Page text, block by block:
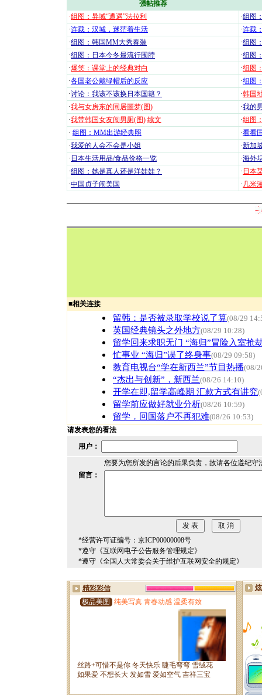
强帖推荐
·组图：异域“遭遇”法拉利 ·组图
·连载：汉城，迷茫着生活 ·连载
·组图：韩国MM大秀春装 ·组图
·组图：日本今冬最流行围脖 ·组图
·爆笑：课堂上的经典对白 ·组图
·各国老公戴绿帽后的反应 ·组图
·讨论：我该不该换日本国籍？ ·韩国
·我与女房东的同居噩梦(图) ·我的
·我带韩国女友闯男厕(图) 续文 ·组图
· 组图：MM出游经典照 ·看看
·我爱的人会不会是小姐 ·新加
· 日本生活用品/食品价格一览 ·海外
·组图：她是真人还是洋娃娃？ · 日本
·中国贞子闹美国 · 几米
■相关连接
留韩：是否被录取学校说了算(08/29
英国经典镜头之外地方(08/29 10:28)
留学回来求职无门 “海归”冒险入室抢
忙事业 “海归”误了终身事(08/29 09:58)
教育电视台“学在新西兰”节目热播(08/
“杰出与创新”，新西兰(08/26 14:10)
开学在即,留学高峰期 汇款方式有讲究
留学前应做好就业分析(08/26 10:59)
留学，回国落户不再犯难(08/26 10:53)
请发表您的看法
用户：
您要为您所发的言论的后果负责，故请各位遵纪守
留言：
*经营许可证编号：京ICP00000008号
*遵守《互联网电子公告服务管理规定》
*遵守《全国人大常委会关于维护互联网安全的规定》